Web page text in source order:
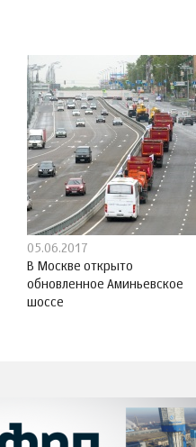
05.06.2017
В Москве открыто
обновленное Аминьевское
шоссе